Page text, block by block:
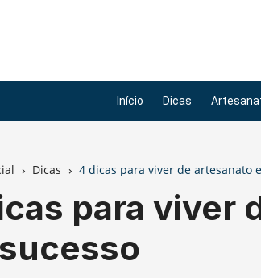
Início Dicas
Dicas 4 dicas para viver de artesanato
para viver